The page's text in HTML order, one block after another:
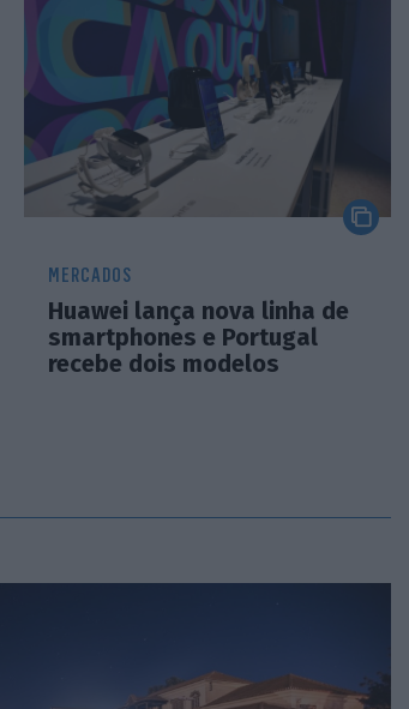
MERCADOS
Huawei lança nova linha de
smartphones e Portugal
recebe dois modelos